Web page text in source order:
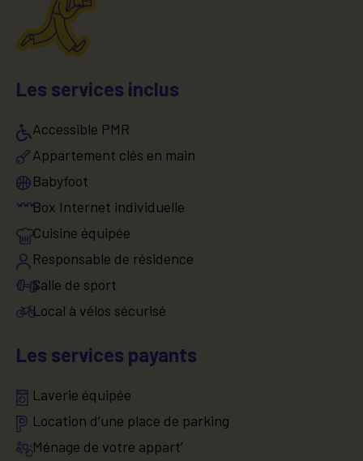
Les services inclus
Accessible PMR
Appartement clés en main
Babyfoot
Box Internet individuelle
Cuisine équipée
Responsable de résidence
Salle de sport
Local à vélos sécurisé
Les services payants
Laverie équipée
Location d’une place de parking
Ménage de votre appart’